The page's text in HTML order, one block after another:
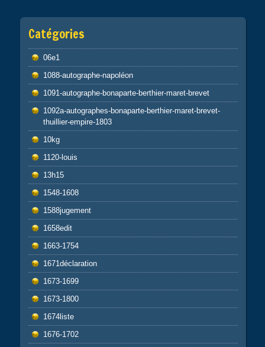
Catégories
06e1
1088-autographe-napoléon
1091-autographe-bonaparte-berthier-maret-brevet
1092a-autographes-bonaparte-berthier-maret-brevet-
thuillier-empire-1803
10kg
1120-louis
13h15
1548-1608
1588jugement
1658edit
1663-1754
1671déclaration
1673-1699
1673-1800
1674liste
1676-1702